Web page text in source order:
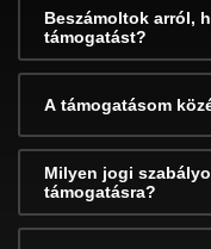
Beszámoltok arról,
támogatást?
A támogatásom
Milyen jogi
támogatásra?